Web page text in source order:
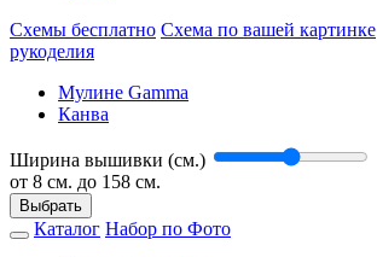
Схемы бесплатно Схема по вашей картинке
рукоделия
Мулине Gamma
Канва
Ширина вышивки (см.)
от 8 см. до 158 см.
Выбрать
Каталог Набор по Фото